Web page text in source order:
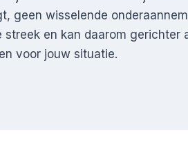
geen wisselende
en kan daarom gerichter
voor jouw situatie.